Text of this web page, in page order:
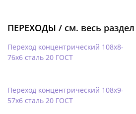
ПЕРЕХОДЫ / см. весь раздел
Переход концентрический 108х8-
76х6 сталь 20 ГОСТ
Переход концентрический 108х9-
57х6 сталь 20 ГОСТ